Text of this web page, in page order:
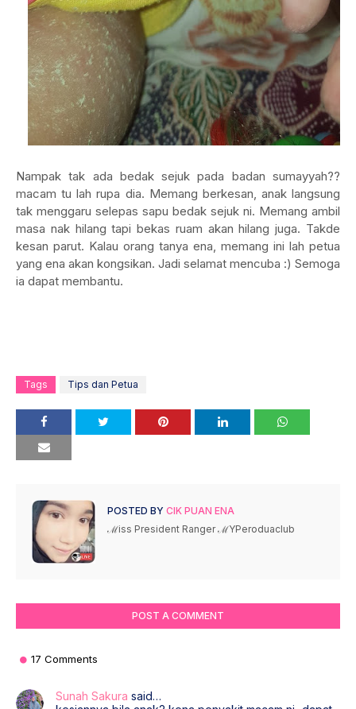
Nampak tak ada bedak sejuk pada badan sumayyah??
macam tu lah rupa dia. Memang berkesan, anak langsung
tak menggaru selepas sapu bedak sejuk ni. Memang ambil
masa nak hilang tapi bekas ruam akan hilang juga. Takde
kesan parut. Kalau orang tanya ena, memang ini lah petua
yang ena akan kongsikan. Jadi selamat mencuba :) Semoga
ia dapat membantu.
Tags Tips dan Petua
POSTED BY CIK PUAN ENA
ℳiss President Ranger ℳYPeroduaclub
POST A COMMENT
17 Comments
Sunah Sakura said…